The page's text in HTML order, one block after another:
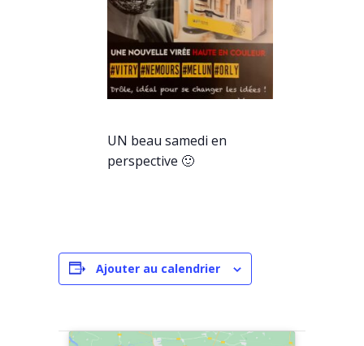
UN beau samedi en
perspective 🙂
Ajouter au calendrier